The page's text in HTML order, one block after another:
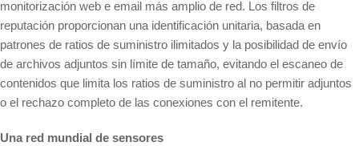
monitorización web e email más amplio de red. Los filtros de
reputación proporcionan una identificación unitaria, basada en
patrones de ratios de suministro ilimitados y la posibilidad de envío
de archivos adjuntos sin límite de tamaño, evitando el escaneo de
contenidos que limita los ratios de suministro al no permitir adjuntos
o el rechazo completo de las conexiones con el remitente.
Una red mundial de sensores